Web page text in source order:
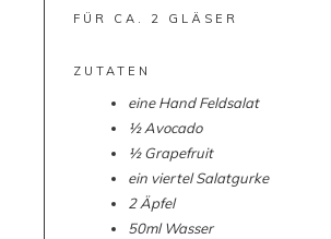
FÜR CA. 2 GLÄSER
ZUTATEN
eine Hand Feldsalat
½ Avocado
½ Grapefruit
ein viertel Salatgurke
2 Äpfel
50ml Wasser